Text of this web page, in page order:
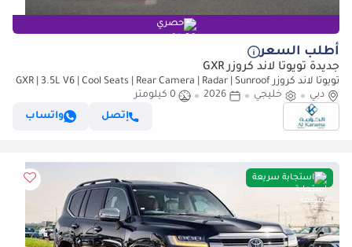
حصري
أطلب السعر
جديدة تويوتا لاند كروزر GXR
تويوتا لاند كروزر GXR | 3.5L V6 | Cool Seats | Rear Camera | Radar | Sunroof
| GCC Specs | Diff Locks
دبي خليجي 2026
0 كيلومتر
إتصل
واتساب
استجابة سريعة